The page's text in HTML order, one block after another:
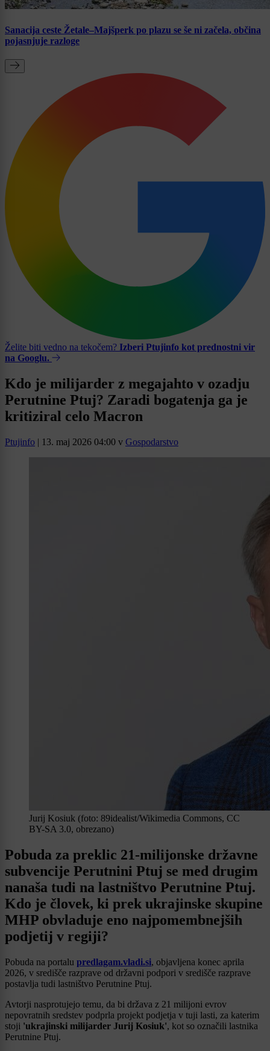
Sanacija ceste Žetale–Majšperk po plazu se še ni začela, občina
pojasnjuje razloge
Želite biti vedno na tekočem? Izberi Ptujinfo kot prednostni vir
na Googlu.
Kdo je milijarder z megajahto v ozadju
Perutnine Ptuj? Zaradi bogatenja ga je
kritiziral celo Macron
Ptujinfo | 13. maj 2026 04:00 v Gospodarstvo
Jurij Kosiuk (foto: 89idealist/Wikimedia Commons, CC
BY-SA 3.0, obrezano)
Pobuda za preklic 21-milijonske državne
subvencije Perutnini Ptuj se med drugim
nanaša tudi na lastništvo Perutnine Ptuj.
Kdo je človek, ki prek ukrajinske skupine
MHP obvladuje eno najpomembnejših
podjetij v regiji?
Pobuda na portalu predlagam.vladi.si, objavljena konec aprila
2026, v središče razprave od državni podpori v središče razprave
postavlja tudi lastništvo Perutnine Ptuj.
Avtorji nasprotujejo temu, da bi država z 21 milijoni evrov
nepovratnih sredstev podprla projekt podjetja v tuji lasti, za katerim
stoji 'ukrajinski milijarder Jurij Kosiuk', kot so označili lastnika
Perutnine Ptuj.